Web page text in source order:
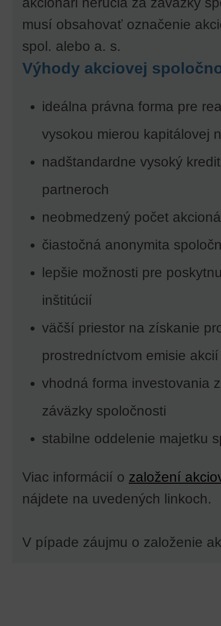
musí obsahovať označenie
spol. alebo a. s.
Výhody akciovej
ideálna právna forma pre
vysokou mierou kapitálovej
nadštandardne vysoký
partneroch
neobmedzený počet
čiastočná anonymita
lepšie možnosti pre
inštitúcií
väčší priestor na získanie
prostredníctvom emisie akcií
vhodná forma investovania
záväzky spoločnosti
stabilne oddelenie majetku
Viac informácií o založení
nájdete na uvedených linkoch.
V pípade záujmu o založenie